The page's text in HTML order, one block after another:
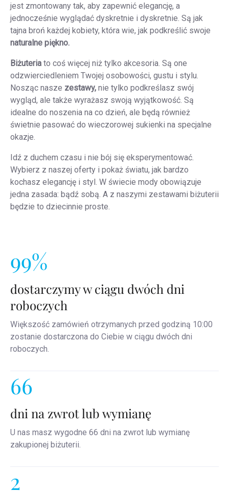
jest zmontowany tak, aby zapewnić elegancję, a
jednocześnie wyglądać dyskretnie i dyskretnie. Są jak
tajna broń każdej kobiety, która wie, jak podkreślić swoje
naturalne piękno.
Biżuteria to coś więcej niż tylko akcesoria. Są one
odzwierciedleniem Twojej osobowości, gustu i stylu.
Nosząc nasze zestawy, nie tylko podkreślasz swój
wygląd, ale także wyrażasz swoją wyjątkowość. Są
idealne do noszenia na co dzień, ale będą również
świetnie pasować do wieczorowej sukienki na specjalne
okazje.
Idź z duchem czasu i nie bój się eksperymentować.
Wybierz z naszej oferty i pokaż światu, jak bardzo
kochasz elegancję i styl. W świecie mody obowiązuje
jedna zasada: bądź sobą. A z naszymi zestawami biżuterii
będzie to dziecinnie proste.
99%
dostarczymy w ciągu dwóch dni
roboczych
Większość zamówień otrzymanych przed godziną 10:00
zostanie dostarczona do Ciebie w ciągu dwóch dni
roboczych.
66
dni na zwrot lub wymianę
U nas masz wygodne 66 dni na zwrot lub wymianę
zakupionej biżuterii.
2